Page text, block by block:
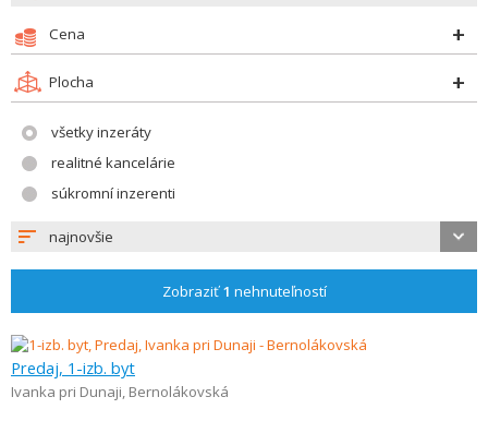
Cena
Plocha
všetky inzeráty
realitné kancelárie
súkromní inzerenti
najnovšie
Zobraziť1 nehnuteľností
Predaj, 1-izb. byt
Ivanka pri Dunaji, Bernolákovská